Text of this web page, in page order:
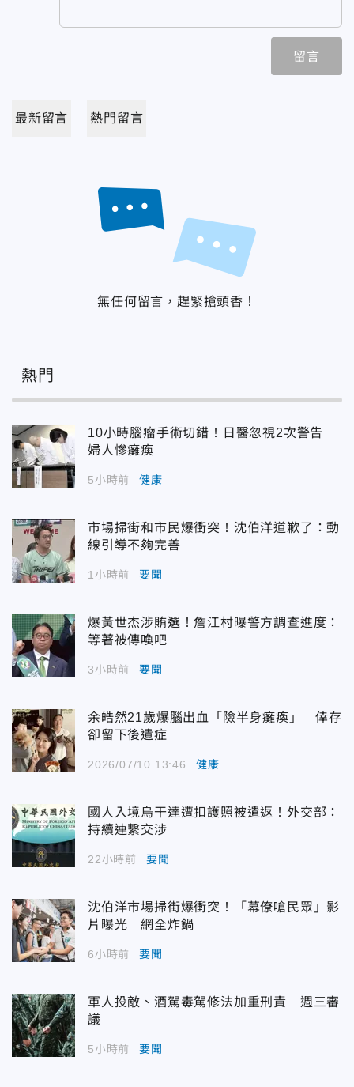
留言
最新留言 熱門留言
無任何留言，趕緊搶頭香！
熱門
10小時腦瘤手術切錯！日醫忽視2次警告
婦人慘癱瘓
5小時前 健康
市場掃街和市民爆衝突！沈伯洋道歉了：動
線引導不夠完善
1小時前 要聞
爆黃世杰涉賄選！詹江村曝警方調查進度：
等著被傳喚吧
3小時前 要聞
余皓然21歲爆腦出血「險半身癱瘓」 倖存
卻留下後遺症
2026/07/10 13:46 健康
國人入境烏干達遭扣護照被遣返！外交部：
持續連繫交涉
22小時前 要聞
沈伯洋市場掃街爆衝突！「幕僚嗆民眾」影
片曝光 網全炸鍋
6小時前 要聞
軍人投敵、酒駕毒駕修法加重刑責 週三審
議
5小時前 要聞